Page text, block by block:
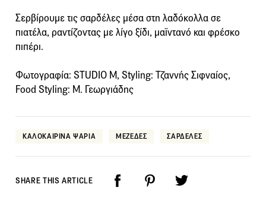
Σερβίρουμε τις σαρδέλες μέσα στη λαδόκολλα σε
πιατέλα, ραντίζοντας με λίγο ξίδι, μαϊντανό και φρέσκο
πιπέρι.
Φωτογραφία: STUDIO M, Styling: Τζαννής Σιφναίος,
Food Styling: Μ. Γεωργιάδης
ΚΑΛΟΚΑΙΡΙΝΑ ΨΑΡΙΑ ΜΕΖΕΔΕΣ ΣΑΡΔΕΛΕΣ
SHARE THIS ARTICLE